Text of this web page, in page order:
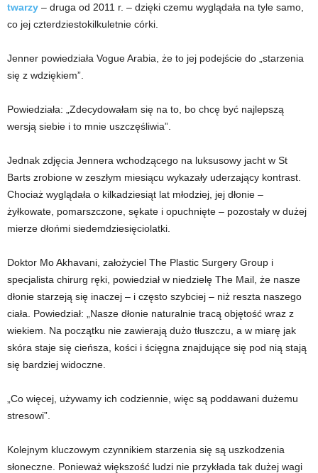
twarzy – druga od 2011 r. – dzięki czemu wyglądała na tyle samo,
co jej czterdziestokilkuletnie córki.
Jenner powiedziała Vogue Arabia, że ​​to jej podejście do „starzenia
się z wdziękiem”.
Powiedziała: „Zdecydowałam się na to, bo chcę być najlepszą
wersją siebie i to mnie uszczęśliwia”.
Jednak zdjęcia Jennera wchodzącego na luksusowy jacht w St
Barts zrobione w zeszłym miesiącu wykazały uderzający kontrast.
Chociaż wyglądała o kilkadziesiąt lat młodziej, jej dłonie –
żyłkowate, pomarszczone, sękate i opuchnięte – pozostały w dużej
mierze dłońmi siedemdziesięciolatki.
Doktor Mo Akhavani, założyciel The Plastic Surgery Group i
specjalista chirurg ręki, powiedział w niedzielę The Mail, że nasze
dłonie starzeją się inaczej – i często szybciej – niż reszta naszego
ciała. Powiedział: „Nasze dłonie naturalnie tracą objętość wraz z
wiekiem. Na początku nie zawierają dużo tłuszczu, a w miarę jak
skóra staje się cieńsza, kości i ścięgna znajdujące się pod nią stają
się bardziej widoczne.
„Co więcej, używamy ich codziennie, więc są poddawani dużemu
stresowi”.
Kolejnym kluczowym czynnikiem starzenia się są uszkodzenia
słoneczne. Ponieważ większość ludzi nie przykłada tak dużej wagi